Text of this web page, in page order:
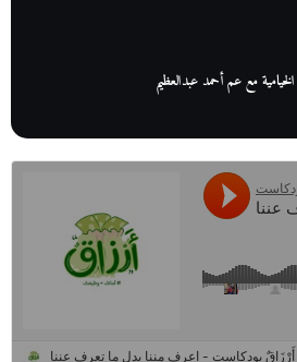
مع عم أحمد عبدالعظيم
بائع كتب تبدأ بالأُمية
بن في مصر| يكشف لنا أسرار صناعة البن